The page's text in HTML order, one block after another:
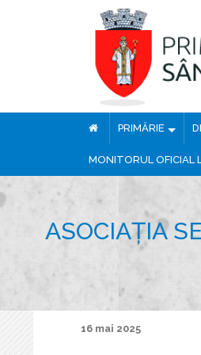
PRIMĂRIE
MONITORUL OFICIAL
ASOCIAȚIA
16 mai 2025